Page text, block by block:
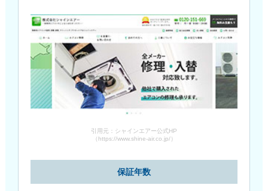
引用元：シャインエアー公式HP
（https://www.shine-air.co.jp/）
保証年数